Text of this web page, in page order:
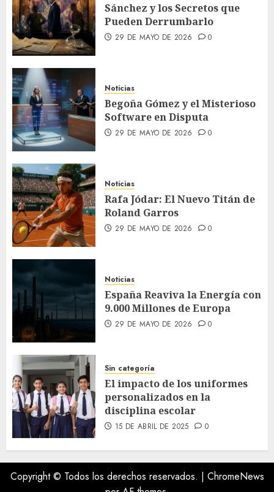
Sánchez y los Secretos que
Pueden Derrumbarlo
29 DE MAYO DE 2026 0
Noticias
Begoña Gómez y el Misterioso
Software en Disputa
29 DE MAYO DE 2026 0
Noticias
Rafa Jódar: El Nuevo Titán de
Roland Garros
29 DE MAYO DE 2026 0
Noticias
España Reaviva la Energía con
9.000 Millones de Europa
29 DE MAYO DE 2026 0
Sin categoría
El impacto de los uniformes
personalizados en la
disciplina escolar
15 DE ABRIL DE 2025 0
Copyright © Todos los derechos reservados. | ChromeNews